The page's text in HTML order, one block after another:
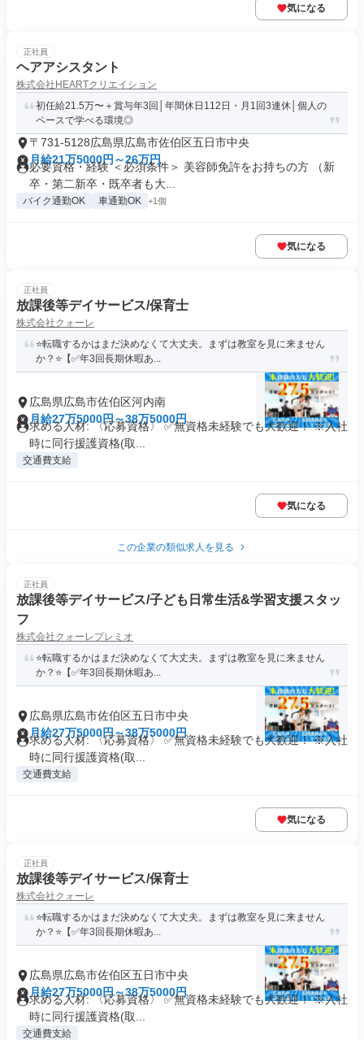
気になる
正社員
ヘアアシスタント
株式会社HEARTクリエイション
初任給21.5万〜＋賞与年3回│年間休日112日・月1回3連休│個人の
ペースで学べる環境◎
〒731-5128広島県広島市佐伯区五日市中央
月給21万5000円～26万円
必要資格・経験 ＜必須条件＞ 美容師免許をお持ちの方 （新
卒・第二新卒・既卒者も大...
バイク通勤OK 車通勤OK +1個
気になる
正社員
放課後等デイサービス/保育士
株式会社クォーレ
⭐️転職するかはまだ決めなくて大丈夫。まずは教室を見に来ません
か？⭐️【✅年3回長期休暇あ...
広島県広島市佐伯区河内南
月給27万5000円～38万5000円
求める人材: 〈応募資格〉 ✅️無資格未経験でも大歓迎！ ※入社
時に同行援護資格(取...
交通費支給
気になる
この企業の類似求人を見る
正社員
放課後等デイサービス/子ども日常生活&学習支援スタッ
フ
株式会社クォーレプレミオ
⭐️転職するかはまだ決めなくて大丈夫。まずは教室を見に来ません
か？⭐️【✅年3回長期休暇あ...
広島県広島市佐伯区五日市中央
月給27万5000円～38万5000円
求める人材: 〈応募資格〉 ✅️無資格未経験でも大歓迎！ ※入社
時に同行援護資格(取...
交通費支給
気になる
正社員
放課後等デイサービス/保育士
株式会社クォーレ
⭐️転職するかはまだ決めなくて大丈夫。まずは教室を見に来ません
か？⭐️【✅年3回長期休暇あ...
広島県広島市佐伯区五日市中央
月給27万5000円～38万5000円
求める人材: 〈応募資格〉 ✅️無資格未経験でも大歓迎！ ※入社
時に同行援護資格(取...
交通費支給